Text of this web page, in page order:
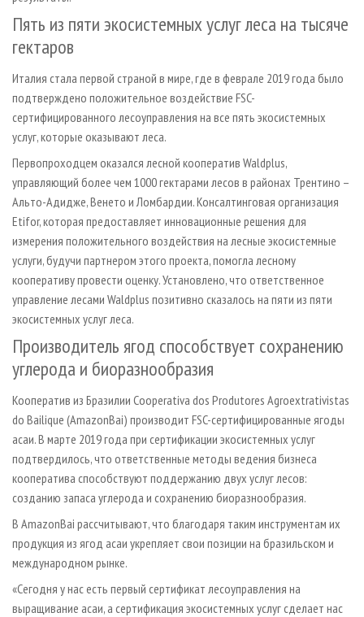
Пять из пяти экосистемных услуг леса на тысяче
гектаров
Италия стала первой страной в мире, где в феврале 2019 года было
подтверждено положительное воздействие FSC-
сертифицированного лесоуправления на все пять экосистемных
услуг, которые оказывают леса.
Первопроходцем оказался лесной кооператив Waldplus,
управляющий более чем 1000 гектарами лесов в районах Трентино –
Альто-Адидже, Венето и Ломбардии. Консалтинговая организация
Etifor, которая предоставляет инновационные решения для
измерения положительного воздействия на лесные экосистемные
услуги, будучи партнером этого проекта, помогла лесному
кооперативу провести оценку. Установлено, что ответственное
управление лесами Waldplus позитивно сказалось на пяти из пяти
экосистемных услуг леса.
Производитель ягод способствует сохранению
углерода и биоразнообразия
Кооператив из Бразилии Cooperativa dos Produtores Agroextrativistas
do Bailique (AmazonBai) производит FSC-сертифицированные ягоды
асаи. В марте 2019 года при сертификации экосистемных услуг
подтвердилось, что ответственные методы ведения бизнеса
кооператива способствуют поддержанию двух услуг лесов:
созданию запаса углерода и сохранению биоразнообразия.
В AmazonBai рассчитывают, что благодаря таким инструментам их
продукция из ягод асаи укрепляет свои позиции на бразильском и
международном рынке.
«Сегодня у нас есть первый сертификат лесоуправления на
выращивание асаи, а сертификация экосистемных услуг сделает нас